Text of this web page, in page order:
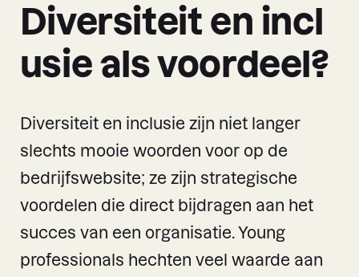
Diversiteit en incl
usie als voordeel?
Diversiteit en inclusie zijn niet langer
slechts mooie woorden voor op de
bedrijfswebsite; ze zijn strategische
voordelen die direct bijdragen aan het
succes van een organisatie. Young
professionals hechten veel waarde aan